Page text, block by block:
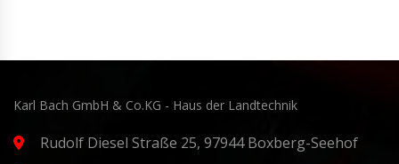
Karl Bach GmbH & Co.KG - Haus der Landtechnik
Rudolf Diesel Straße 25, 97944 Boxberg-Seehof